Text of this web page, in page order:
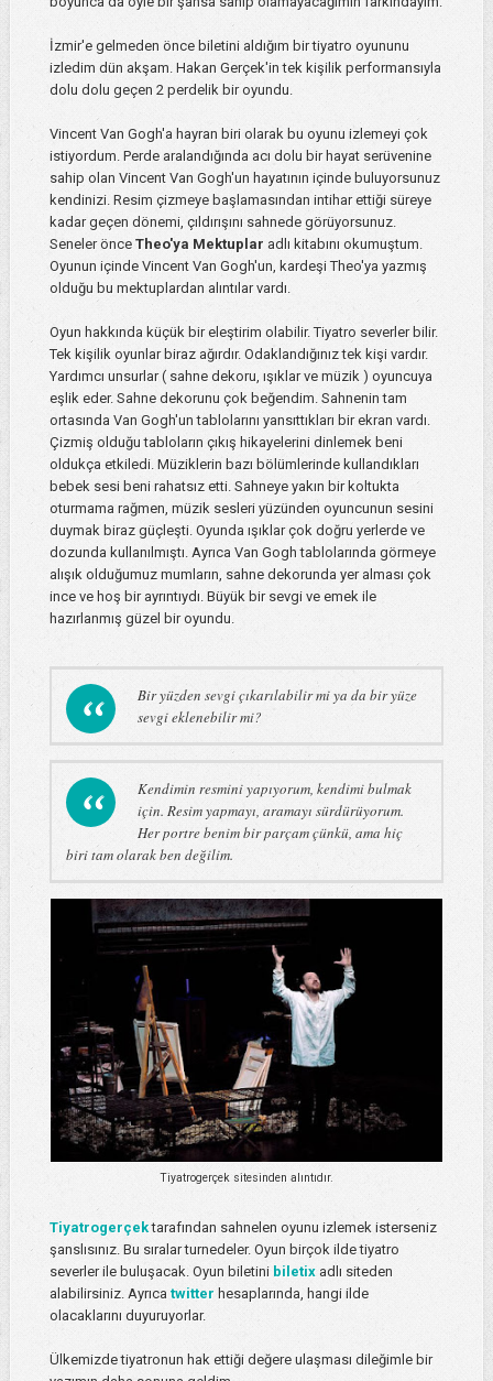
İzmir'e gelmeden önce biletini aldığım bir tiyatro oyununu
izledim dün akşam. Hakan Gerçek'in tek kişilik performansıyla
dolu dolu geçen 2 perdelik bir oyundu.
Vincent Van Gogh'a hayran biri olarak bu oyunu izlemeyi çok
istiyordum. Perde aralandığında acı dolu bir hayat serüvenine
sahip olan Vincent Van Gogh'un hayatının içinde buluyorsunuz
kendinizi. Resim çizmeye başlamasından intihar ettiği süreye
kadar geçen dönemi, çıldırışını sahnede görüyorsunuz.
Seneler önce Theo'ya Mektuplar adlı kitabını okumuştum.
Oyunun içinde Vincent Van Gogh'un, kardeşi Theo'ya yazmış
olduğu bu mektuplardan alıntılar vardı.
Oyun hakkında küçük bir eleştirim olabilir. Tiyatro severler bilir.
Tek kişilik oyunlar biraz ağırdır. Odaklandığınız tek kişi vardır.
Yardımcı unsurlar ( sahne dekoru, ışıklar ve müzik ) oyuncuya
eşlik eder. Sahne dekorunu çok beğendim. Sahnenin tam
ortasında Van Gogh'un tablolarını yansıttıkları bir ekran vardı.
Çizmiş olduğu tabloların çıkış hikayelerini dinlemek beni
oldukça etkiledi. Müziklerin bazı bölümlerinde kullandıkları
bebek sesi beni rahatsız etti. Sahneye yakın bir koltukta
oturmama rağmen, müzik sesleri yüzünden oyuncunun sesini
duymak biraz güçleşti. Oyunda ışıklar çok doğru yerlerde ve
dozunda kullanılmıştı. Ayrıca Van Gogh tablolarında görmeye
alışık olduğumuz mumların, sahne dekorunda yer alması çok
ince ve hoş bir ayrıntıydı. Büyük bir sevgi ve emek ile
hazırlanmış güzel bir oyundu.
Bir yüzden sevgi çıkarılabilir mi ya da bir yüze
sevgi eklenebilir mi?
Kendimin resmini yapıyorum, kendimi bulmak
için. Resim yapmayı, aramayı sürdürüyorum.
Her portre benim bir parçam çünkü, ama hiç
biri tam olarak ben değilim.
Tiyatrogerçek sitesinden alıntıdır.
Tiyatrogerçektarafından sahnelen oyunu izlemek isterseniz
şanslısınız. Bu sıralar turnedeler. Oyun birçok ilde tiyatro
severler ile buluşacak. Oyun biletini biletix adlı siteden
alabilirsiniz. Ayrıca twitter hesaplarında, hangi ilde
olacaklarını duyuruyorlar.
Ülkemizde tiyatronun hak ettiği değere ulaşması dileğimle bir